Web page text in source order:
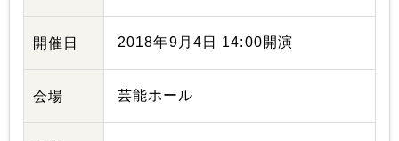
開催日 2018年9月4日 14:00開演
会場 芸能ホール